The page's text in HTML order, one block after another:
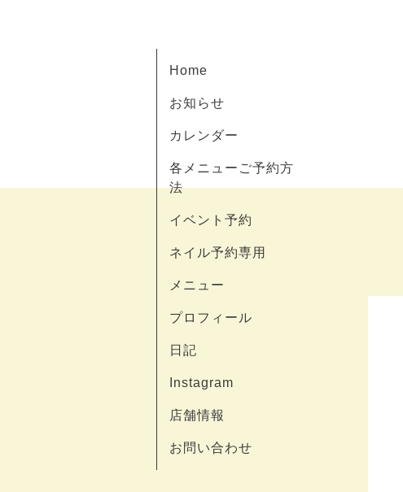
Home
お知らせ
カレンダー
各メニューご予約方
法
イベント予約
ネイル予約専用
メニュー
プロフィール
日記
Instagram
店舗情報
お問い合わせ